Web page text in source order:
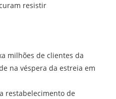
resistir
milhões de clientes da
na véspera da estreia em
restabelecimento de